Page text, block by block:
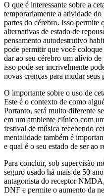
O que é interessante sobre a
temporariamente a atividade
partes do cérebro. Isso permite
alternativas de estado de
pensamento autodestrutivo
pode permitir que você
dar ao seu cérebro um alívio de
isso pode ser incrivelmente
novas crenças para mudar seus
O importante sobre o uso de
Este é o contexto de como
Portanto, será muito diferente
em um ambiente clínico com
festival de música recebendo
mentalidade também é
e qual é o seu estado de ser ao
Para concluir, sob supervisão
seguro usado há mais de 50
antagonista do receptor
DNF e permite o aumento da